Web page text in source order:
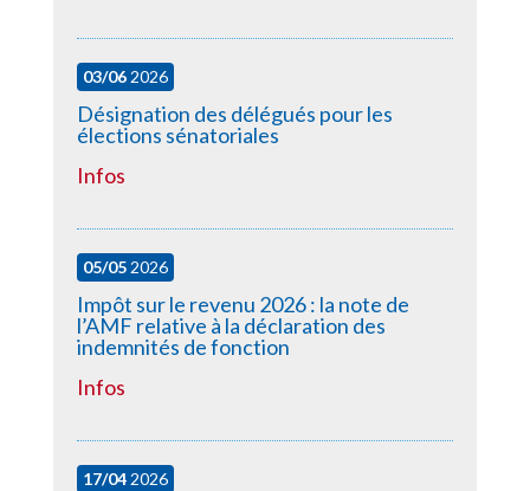
03/062026
Désignation des délégués pour les
élections sénatoriales
Infos
05/052026
Impôt sur le revenu 2026 : la note de
l’AMF relative à la déclaration des
indemnités de fonction
Infos
17/042026